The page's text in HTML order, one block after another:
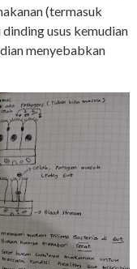
(termasuk
usus kemudian
menyebabkan